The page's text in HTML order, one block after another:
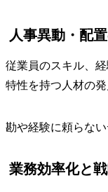
人事異動・配
従業員のスキル、
特性を持つ人材の
勘や経験に頼らな
業務効率化と